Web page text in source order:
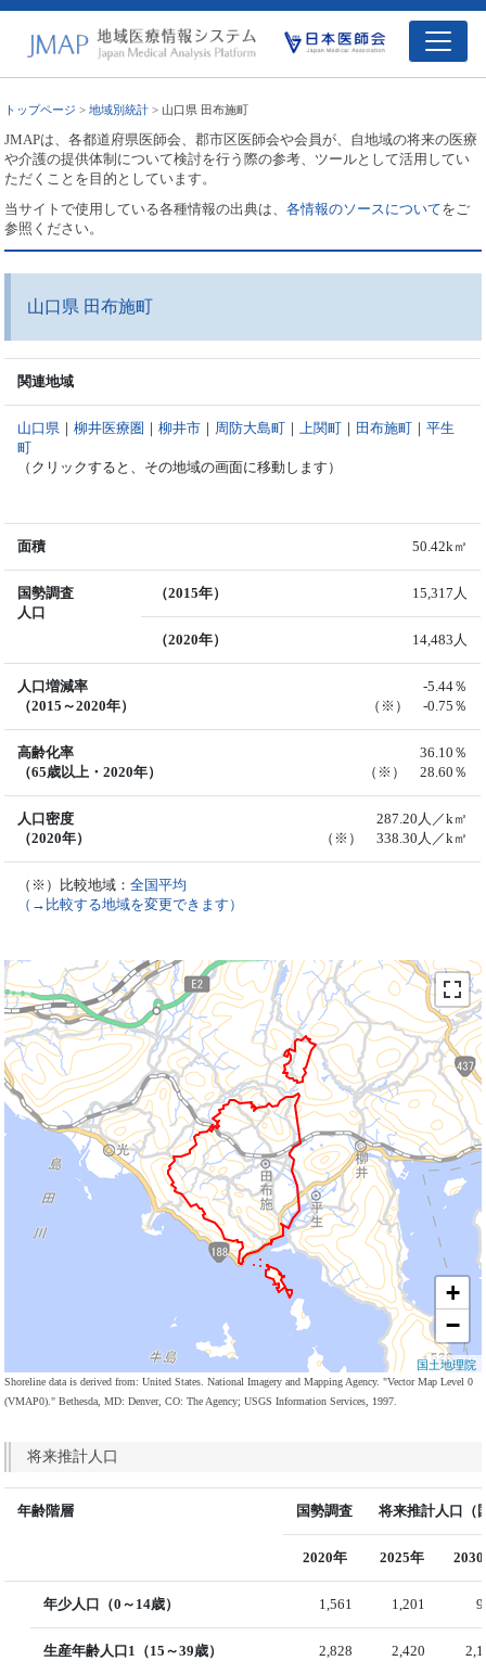
トップページ >地域別統計 > 山口県 田布施町
JMAPは、各都道府県医師会、郡市区医師会や会員が、自地域の将来の医療
や介護の提供体制について検討を行う際の参考、ツールとして活用してい
ただくことを目的としています。
当サイトで使用している各種情報の出典は、各情報のソースについてをご
参照ください。
山口県 田布施町
関連地域
山口県 ｜柳井医療圏 ｜柳井市 ｜ 周防大島町 ｜ 上関町 ｜ 田布施町 ｜平生
町
（クリックすると、その地域の画面に移動します）
面積 50.42k㎡
国勢調査
人口
（2015年） 15,317人
（2020年） 14,483人
人口増減率
（2015～2020年）
-5.44％
（※） -0.75％
高齢化率
（65歳以上・2020年）
36.10％
（※） 28.60％
人口密度
（2020年）
287.20人／k㎡
（※） 338.30人／k㎡
（※）比較地域：全国平均
（→比較する地域を変更できます）
+
−
国土地理院
Shoreline data is derived from: United States. National Imagery and Mapping Agency. "Vector Map Level 0
(VMAP0)." Bethesda, MD: Denver, CO: The Agency; USGS Information Services, 1997.
将来推計人口
年齢階層 国勢調査 将来推計人口（
2020年 2025年
年少人口（0～14歳） 1,561 1,201
生産年齢人口1（15～39歳） 2,828 2,420